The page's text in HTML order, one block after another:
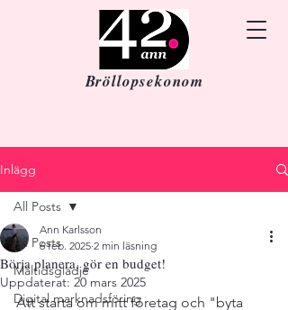
Bröllopsekonom
Inlägg
All Posts
Måltidsglädje
Digital marknadsföring
All Posts
Börja planera, gör en budget!
Ann Karlsson
6 feb. 2025 2 min läsning
Uppdaterat: 20 mars 2025
Att starta om mitt företag och "byta